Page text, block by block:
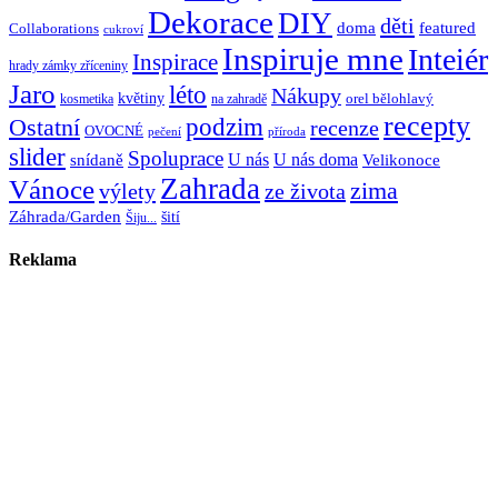
Collaborations cukroví DekoraceDIY doma děti featured
hrady zámky zříceniny Inspirace Inspiruje mneInteiér
Jaro kosmetika květiny léto na zahradě Nákupy orel bělohlavý
Ostatní OVOCNÉ pečení podzim příroda recenzerecepty
slider snídaně Spoluprace U nás U nás doma Velikonoce
Vánocevýlety Zahradaze života zima
Záhrada/Garden Šiju... šití
Reklama